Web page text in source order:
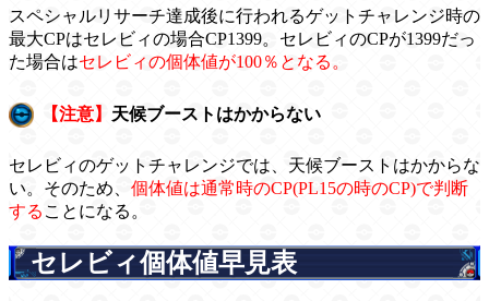
スペシャルリサーチ達成後に行われるゲットチャレンジ時の
最大CPはセレビィの場合CP1399。セレビィのCPが1399だっ
た場合はセレビィの個体値が100％となる。
【注意】 天候ブーストはかからない
セレビィのゲットチャレンジでは、天候ブーストはかからな
い。そのため、 個体値は通常時のCP(PL15の時のCP)で判断
する ことになる。
セレビィ個体値早見表